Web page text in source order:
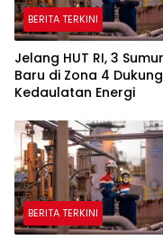
BERITA TERKINI
Jelang HUT RI, 3
Baru di Zona 4 Dukung
Kedaulatan Energi
BERITA TERKINI